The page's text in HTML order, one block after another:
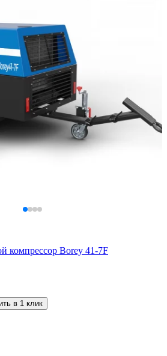
компрессор Borey 41-7F
в 1 клик